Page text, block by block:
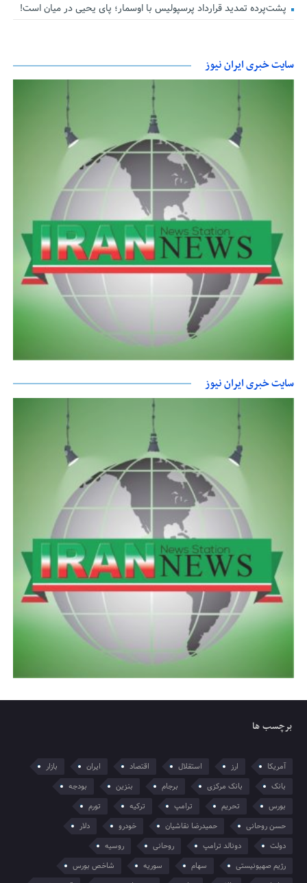
پشت‌پرده تمدید قرارداد پرسپولیس با اوسمار؛ پای یحیی در میان است!
سایت خبری ایران نیوز
سایت خبری ایران نیوز
برچسب ها
آمریکا ارز استقلال اقتصاد ایران
بازار
بانک
بانک مرکزی برجام بنزین
بودجه
بورس
تحریم ترامپ ترکیه
تورم
حسن روحانی
حمیدرضا نقاشیان خودرو
دلار
دولت
دونالد ترامپ روحانی
روسیه
رژیم صهیونیستی
سهام سوریه
شاخص بورس